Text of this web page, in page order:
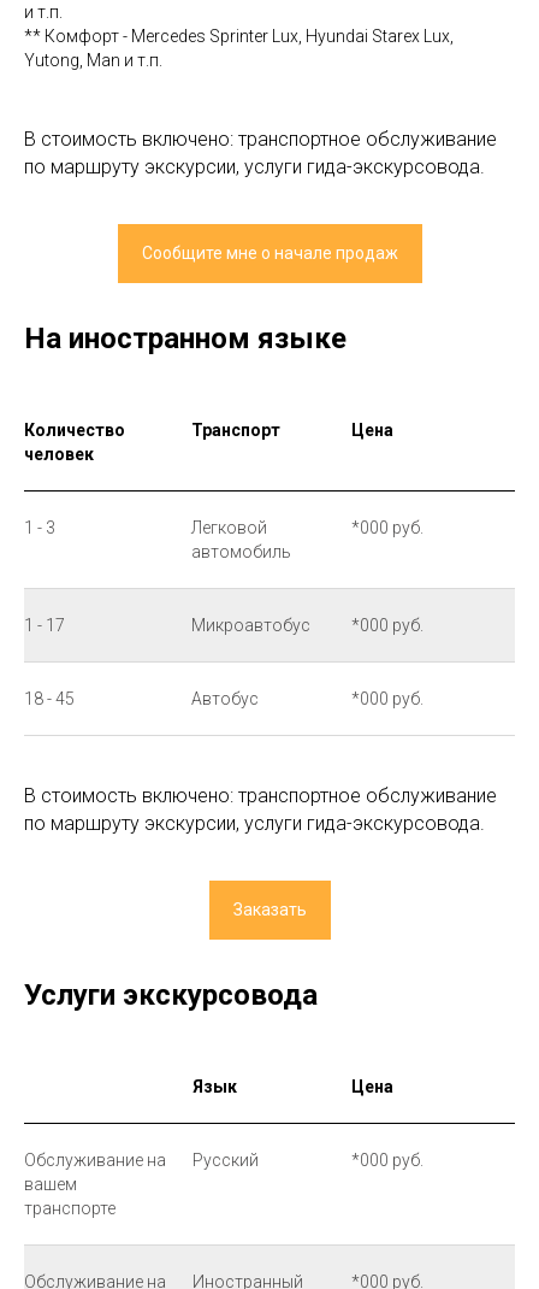
и т.п.
** Комфорт - Mercedes Sprinter Lux, Hyundai Starex Lux,
Yutong, Man и т.п.
В стоимость включено: транспортное обслуживание
по маршруту экскурсии, услуги гида-экскурсовода.
Сообщите мне о начале продаж
На иностранном языке
Количество
человек
Транспорт Цена
1 - 3
Легковой
автомобиль
*000 руб.
1 - 17 Микроавтобус *000 руб.
18 - 45 Автобус *000 руб.
В стоимость включено: транспортное обслуживание
по маршруту экскурсии, услуги гида-экскурсовода.
Заказать
Услуги экскурсовода
Язык Цена
Обслуживание на
вашем
транспорте
Русский *000 руб.
Обслуживание на
Иностранный *000 руб.